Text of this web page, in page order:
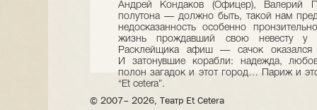
Андрей Кондаков (Офицер), Валерий
полутона — должно быть, такой нам
недосказанность особенно
жизнь прождавший свою невесту у
Расклейщика афиш — сачок
И затонувшие корабли: надежда,
полон загадок и этот город… Париж и
“Et cetera”.
© 2007– 2026, Театр Et Cetera